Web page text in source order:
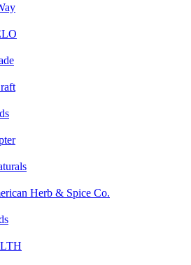
Herb & Spice Co.